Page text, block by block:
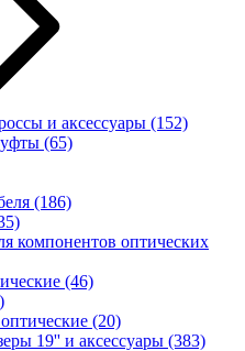
и аксессуары (152)
(65)
(186)
компонентов оптических
(46)
(20)
19'' и аксессуары (383)